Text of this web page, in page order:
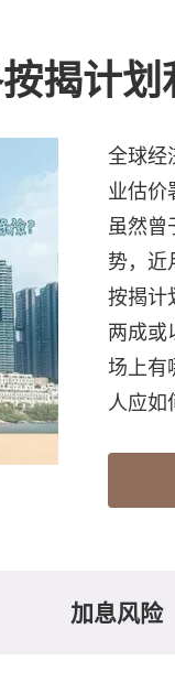
揭计划
全球经
业估价
虽然曾
势，近
按揭计
两成或
场上有
人应如
加息风险